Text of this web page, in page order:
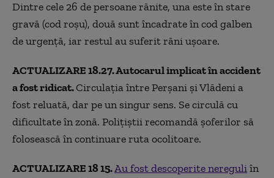
Dintre cele 26 de persoane rănite, una este în stare
gravă (cod roşu), două sunt încadrate în cod galben
de urgenţă, iar restul au suferit răni uşoare.
ACTUALIZARE 18.27. Autocarul implicat în accident
a fost ridicat.Circulația între Perșani și Vlădeni a
fost reluată, dar pe un singur sens. Se circulă cu
dificultate în zonă. Polițiștii recomandă șoferilor să
folosească în continuare ruta ocolitoare.
ACTUALIZARE 18 15.Au fost descoperite nereguliîn